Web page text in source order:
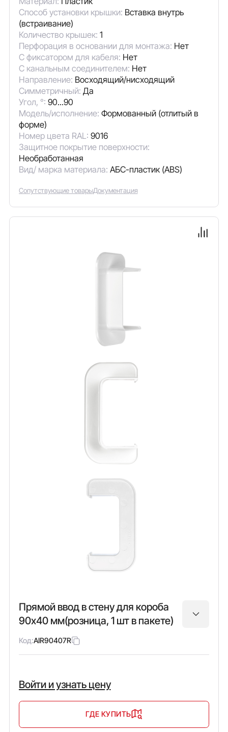
Способ установки крышки: Вставка внутрь
(встраивание)
Количество крышек: 1
Перфорация в основании для монтажа: Нет
С фиксатором для кабеля: Нет
С канальным соединителем: Нет
Направление: Восходящий/нисходящий
Симметричный: Да
Угол, °: 90...90
Модель/исполнение: Формованный (отлитый в
форме)
Номер цвета RAL: 9016
Защитное покрытие поверхности:
Необработанная
Вид/ марка материала: АБС-пластик (ABS)
Сопутствующие товарыДокументация
Прямой ввод в стену для короба
90х40 мм(розница, 1 шт в пакете)
Код:AIR90407R
Войти и узнать цену
ГДЕ КУПИТЬ